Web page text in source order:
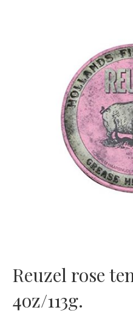
Reuzel rose
4oz/113g.